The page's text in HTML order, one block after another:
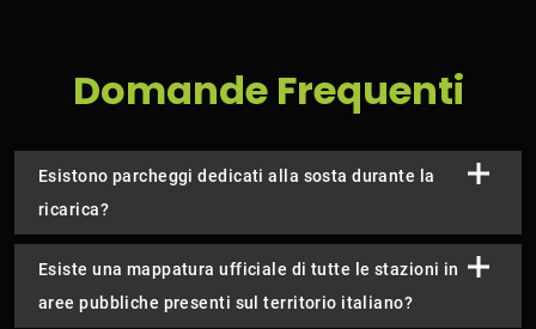
Domande Frequenti
Esistono parcheggi dedicati alla sosta durante la
ricarica?
Esiste una mappatura ufficiale di tutte le stazioni in
aree pubbliche presenti sul territorio italiano?